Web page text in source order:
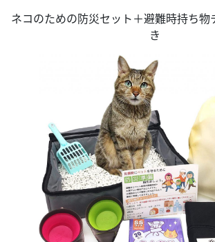
ネコのための防災セット＋避難時持ち物
き